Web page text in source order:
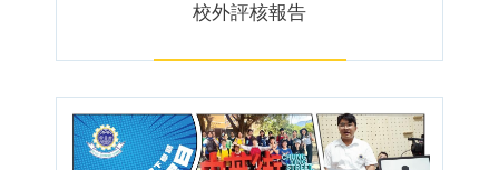
校外評核報告